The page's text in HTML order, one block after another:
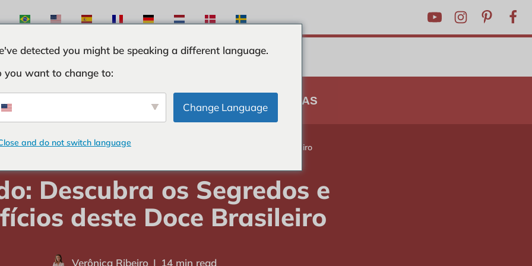
CURIOSIDADES TRUQUES E DICAS
-Melado: Descubra os Segredos e Benefícios deste Doce Brasileiro
Descubra os Segredos e
deste Doce Brasileiro
Verônica Ribeiro 14 min read
detected you might be speaking a different language.
you want to change to:
Change Language
and do not switch language